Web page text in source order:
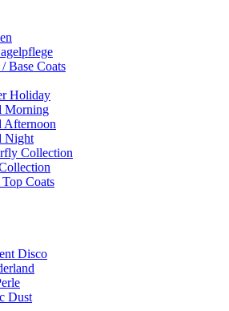
Base Coats
Holiday
Morning
Afternoon
Night
Collection
Coats
Disco
Dust